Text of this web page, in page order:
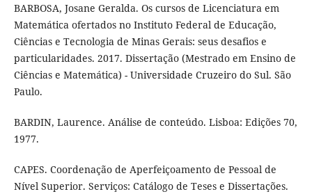
BARBOSA, Josane Geralda. Os cursos de Licenciatura em
Matemática ofertados no Instituto Federal de Educação,
Ciências e Tecnologia de Minas Gerais: seus desafios e
particularidades. 2017. Dissertação (Mestrado em Ensino de
Ciências e Matemática) - Universidade Cruzeiro do Sul. São
Paulo.
BARDIN, Laurence. Análise de conteúdo. Lisboa: Edições 70,
1977.
CAPES. Coordenação de Aperfeiçoamento de Pessoal de
Nível Superior. Serviços: Catálogo de Teses e Dissertações.